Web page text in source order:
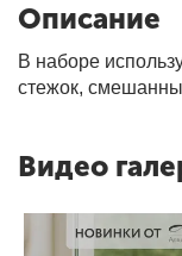
Описание
В наборе
стежок,
Видео